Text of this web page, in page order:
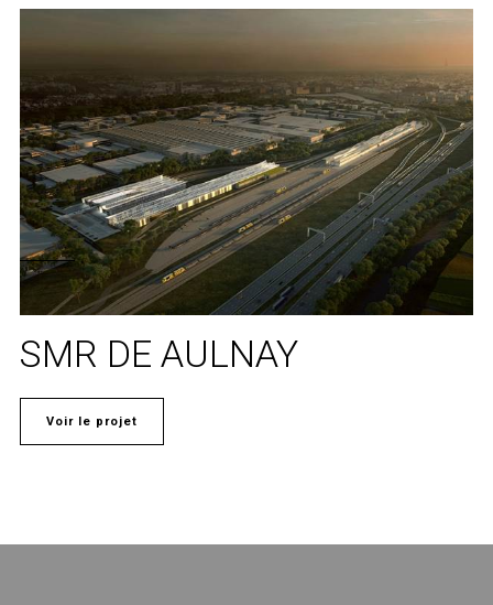
SMR DE AULNAY
Voir le projet